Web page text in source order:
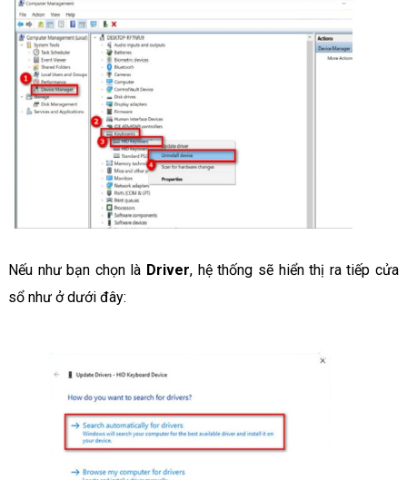
Nếu như bạn chọn là Driver, hệ thống sẽ hiển thị ra tiếp cửa
sổ như ở dưới đây: